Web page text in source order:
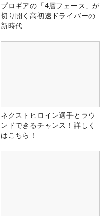
プロギアの「4層フェース」が
切り開く高初速ドライバーの
新時代
ネクストヒロイン選手とラウ
ンドできるチャンス！詳しく
はこちら！